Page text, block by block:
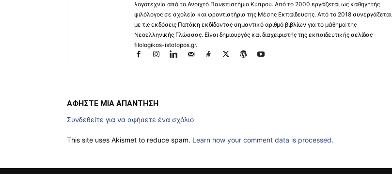
λογοτεχνία από το Ανοιχτό Πανεπιστήμιο Κύπρου. Από το 2000 εργάζεται ως καθηγητής
φιλόλογος σε σχολεία και φροντιστήρια της Μέσης Εκπαίδευσης. Από το 2018 συνεργάζεται
με τις εκδόσεις Πατάκη εκδίδοντας σημαντικό αριθμό βιβλίων για το μάθημα της
Νεοελληνικής Γλώσσας. Είναι δημιουργός και διαχειριστής της εκπαιδευτικής σελίδας
filologikos-istotopos.gr.
ΑΦΗΣΤΕ ΜΙΑ ΑΠΑΝΤΗΣΗ
Συνδεθείτε για να αφήσετε ένα σχόλιο
This site uses Akismet to reduce spam. Learn how your comment data is processed.